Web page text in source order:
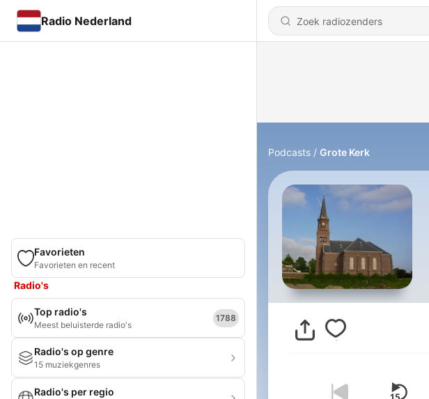
Radio Nederland
Favorieten
Favorieten en recent
Radio's
Top radio's
Meest beluisterde radio's
1788
Radio's op genre
15 muziekgenres
Radio's per regio
Podcasts Grote Kerk